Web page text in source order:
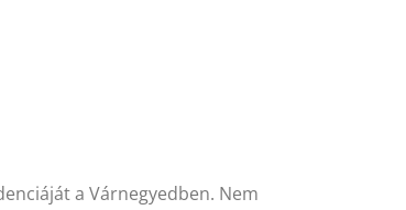
a Várnegyedben. Nem